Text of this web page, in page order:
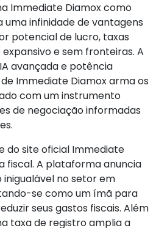
Immediate Diamox como
infinidade de vantagens
potencial de lucro, taxas
e sem fronteiras. A
avançada e potência
Immediate Diamox arma os
com um instrumento
de negociação informadas
do site oficial Immediate
fiscal. A plataforma anuncia
no setor em
se como um ímã para
seus gastos fiscais. Além
taxa de registro amplia a